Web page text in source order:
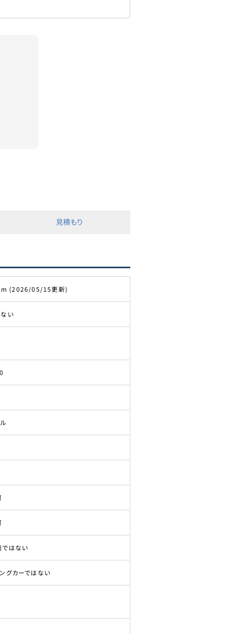
見積もり
(2026/05/15更新)
い
はない
グカーではない